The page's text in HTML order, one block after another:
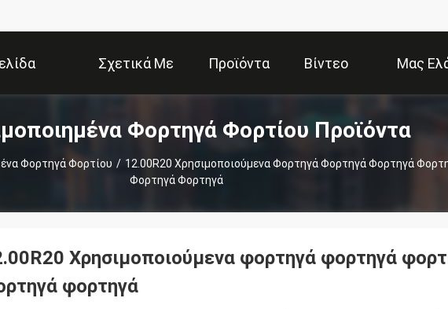
Σχετικά Με
Εμάς
Προϊόντα Βίντεο Μας
Φορτηγά Φορτίου Προϊόντα
Φορτηγά Φορτίου / 12.00R20 Χρησιμοποιούμενα Φορτηγά Φορτηγά Φορτηγά
Φορτηγά Φορτηγά
Χρησιμοποιούμενα φορτηγά φορτηγά
φορτηγά